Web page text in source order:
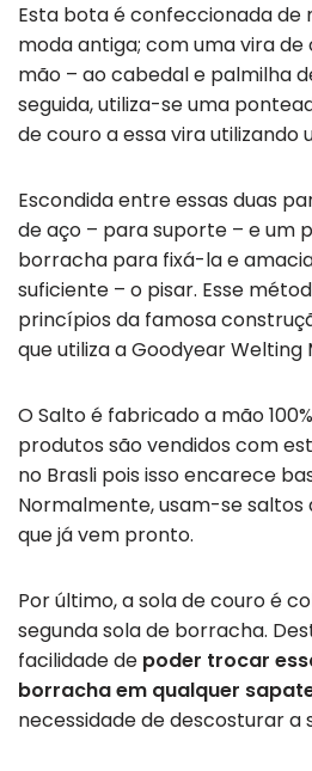
Esta bota é confeccionada de
moda antiga; com uma vira
mão – ao cabedal e palmilha
seguida, utiliza-se uma
de couro a essa vira utilizando
Escondida entre essas duas
de aço – para suporte – e um
borracha para fixá-la e
suficiente – o pisar. Esse
princípios da famosa
que utiliza a Goodyear Welting
O Salto é fabricado a mão
produtos são vendidos com
no Brasli pois isso encarece
Normalmente, usam-se saltos
que já vem pronto.
Por último, a sola de couro é
segunda sola de borracha.
facilidade de poder trocar
borracha em qualquer
necessidade de descosturar a